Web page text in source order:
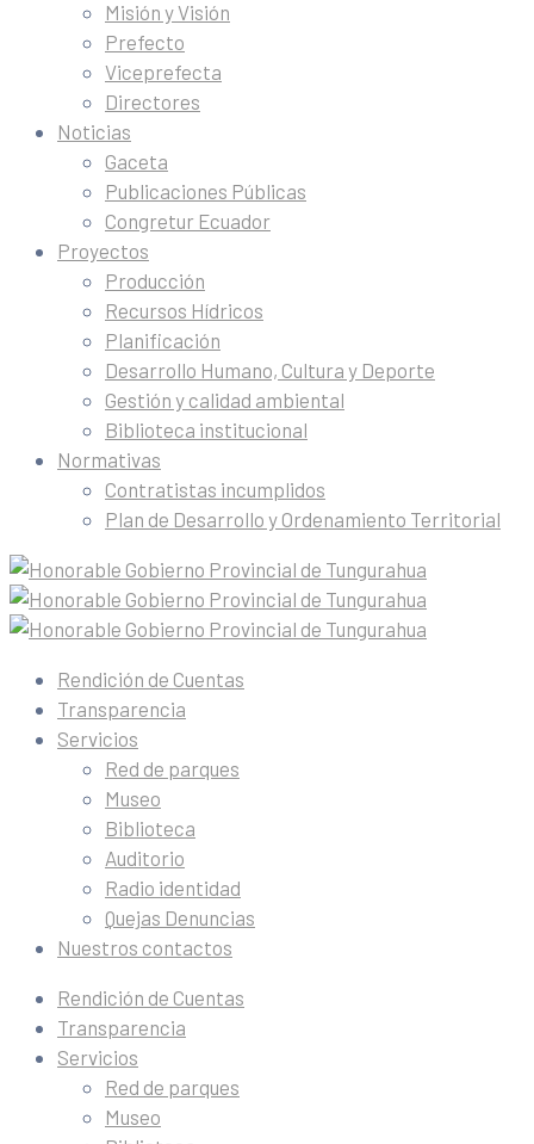
Misión y Visión
Prefecto
Viceprefecta
Directores
Noticias
Gaceta
Publicaciones Públicas
Congretur Ecuador
Proyectos
Producción
Recursos Hídricos
Planificación
Desarrollo Humano, Cultura y Deporte
Gestión y calidad ambiental
Biblioteca institucional
Normativas
Contratistas incumplidos
Plan de Desarrollo y Ordenamiento Territorial
Rendición de Cuentas
Transparencia
Servicios
Red de parques
Museo
Biblioteca
Auditorio
Radio identidad
Quejas Denuncias
Nuestros contactos
Rendición de Cuentas
Transparencia
Servicios
Red de parques
Museo